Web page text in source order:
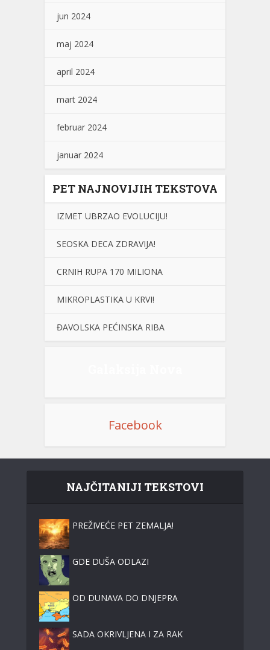
jun 2024
maj 2024
april 2024
mart 2024
februar 2024
januar 2024
PET NAJNOVIJIH TEKSTOVA
IZMET UBRZAO EVOLUCIJU!
SEOSKA DECA ZDRAVIJA!
CRNIH RUPA 170 MILIONA
MIKROPLASTIKA U KRVI!
ĐAVOLSKA PEĆINSKA RIBA
Facebook
NAJČITANIJI TEKSTOVI
PREŽIVEĆE PET ZEMALJA!
GDE DUŠA ODLAZI
OD DUNAVA DO DNJEPRA
SADA OKRIVLJENA I ZA RAK